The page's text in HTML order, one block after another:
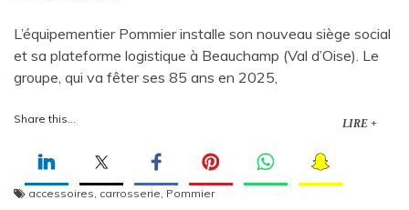
L’équipementier Pommier installe son nouveau siège social
et sa plateforme logistique à Beauchamp (Val d’Oise). Le
groupe, qui va fêter ses 85 ans en 2025,
Share this... LIRE +
accessoires carrosserie Pommier